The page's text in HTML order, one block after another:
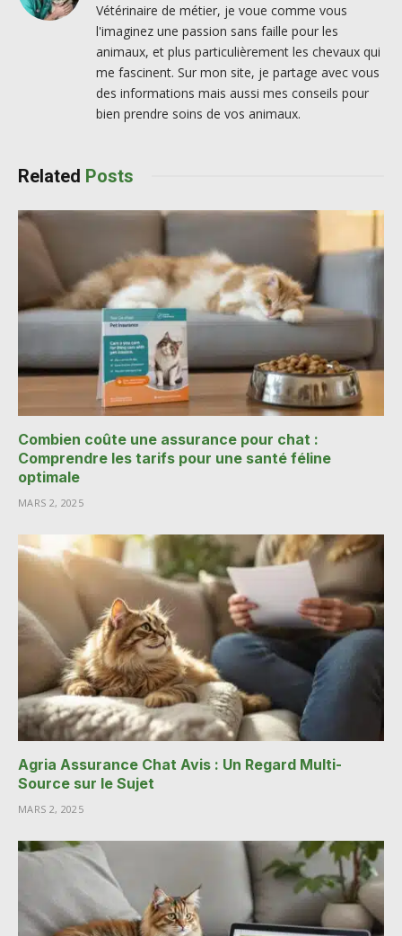
Vétérinaire de métier, je voue comme vous
l'imaginez une passion sans faille pour les
animaux, et plus particulièrement les chevaux qui
me fascinent. Sur mon site, je partage avec vous
des informations mais aussi mes conseils pour
bien prendre soins de vos animaux.
Related Posts
Combien coûte une assurance pour chat :
Comprendre les tarifs pour une santé féline
optimale
MARS 2, 2025
Agria Assurance Chat Avis : Un Regard Multi-
Source sur le Sujet
MARS 2, 2025